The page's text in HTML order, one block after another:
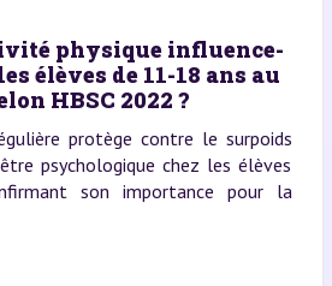
physique influence-
élèves de 11-18 ans au
HBSC 2022 ?
protège contre le surpoids
psychologique chez les élèves
son importance pour la